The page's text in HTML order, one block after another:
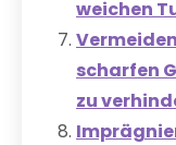
weichen
scharfen
zu